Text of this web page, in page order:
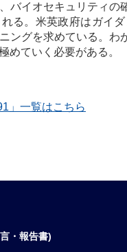
バイオセキュリティ
る。米英政府はガイ
ングを求めている。わ
めていく必要がある。
」一覧はこちら
・報告書)